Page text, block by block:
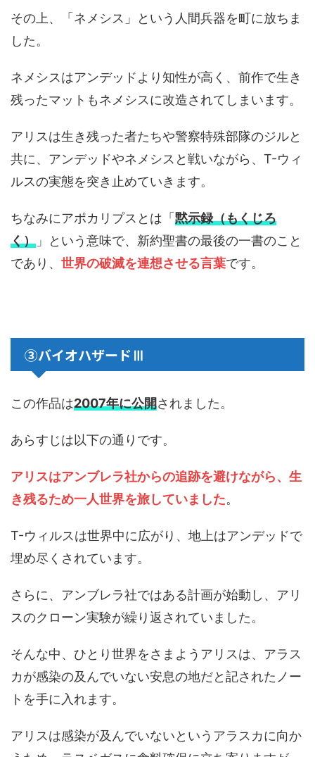
その上、「ネメシス」という人間兵器を町に放ちま
した。
ネメシスはアンデッドより知性が高く、前作で生き
残ったマットもネメシスに改造されてしまいます。
アリスは生き残った者たちや警察特殊部隊のジルと
共に、アンデッドやネメシスと戦いながら、T-ウィ
ルスの実態を突き止めていきます。
ちなみにアポカリプスとは「 黙示録（もくじろ
く） 」という意味で、新約聖書の最後の一書のこと
であり、 世界の破滅を連想させる言葉です。
③バイオハザードⅢ
この作品は2007年に公開されました。
あらすじは以下の通りです。
アリスはアンブレラ社からの追跡を避けながら、生
き残るため一人世界を旅していました。
T-ウィルスは世界中に広がり、地上はアンデッドで
埋め尽くされています。
さらに、アンブレラ社ではある計画が始動し、アリ
スのクローン実験が繰り返されていました。
そんな中、ひとり世界をさまようアリスは、アラス
カが感染の及んでいない安息の地だと記されたノー
トを手に入れます。
アリスは感染が及んでいないというアラスカに向か